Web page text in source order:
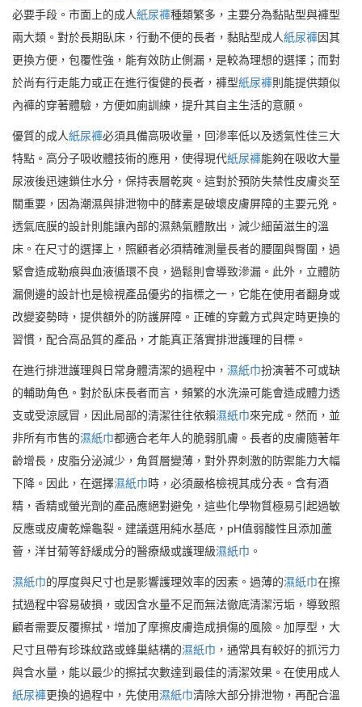
必要手段。市面上的成人紙尿褲種類繁多，主要分為黏貼型與褲型
兩大類。對於長期臥床，行動不便的長者，黏貼型成人紙尿褲因其
更換方便，包覆性強，能有效防止側漏，是較為理想的選擇；而對
於尚有行走能力或正在進行復健的長者，褲型紙尿褲則能提供類似
內褲的穿著體驗，方便如廁訓練，提升其自主生活的意願。
優質的成人紙尿褲必須具備高吸收量，回滲率低以及透氣性佳三大
特點。高分子吸收體技術的應用，使得現代紙尿褲能夠在吸收大量
尿液後迅速鎖住水分，保持表層乾爽。這對於預防失禁性皮膚炎至
關重要，因為潮濕與排泄物中的酵素是破壞皮膚屏障的主要元兇。
透氣底膜的設計則能讓內部的濕熱氣體散出，減少細菌滋生的溫
床。在尺寸的選擇上，照顧者必須精確測量長者的腰圍與臀圍，過
緊會造成勒痕與血液循環不良，過鬆則會導致滲漏。此外，立體防
漏側邊的設計也是檢視產品優劣的指標之一，它能在使用者翻身或
改變姿勢時，提供額外的防護屏障。正確的穿戴方式與定時更換的
習慣，配合高品質的產品，才能真正落實排泄護理的目標。
在進行排泄護理與日常身體清潔的過程中， 濕紙巾扮演著不可或缺
的輔助角色。對於臥床長者而言，頻繁的水洗澡可能會造成體力透
支或受涼感冒，因此局部的清潔往往依賴濕紙巾來完成。然而，並
非所有市售的濕紙巾都適合老年人的脆弱肌膚。長者的皮膚隨著年
齡增長，皮脂分泌減少，角質層變薄，對外界刺激的防禦能力大幅
下降。因此，在選擇濕紙巾時，必須嚴格檢視其成分表。含有酒
精，香精或螢光劑的產品應絕對避免，這些化學物質極易引起過敏
反應或皮膚乾燥龜裂。建議選用純水基底，pH值弱酸性且添加蘆
薈，洋甘菊等舒緩成分的醫療級或護理級濕紙巾 。
濕紙巾的厚度與尺寸也是影響護理效率的因素。過薄的濕紙巾在擦
拭過程中容易破損，或因含水量不足而無法徹底清潔污垢，導致照
顧者需要反覆擦拭，增加了摩擦皮膚造成損傷的風險。加厚型，大
尺寸且帶有珍珠紋路或蜂巢結構的濕紙巾 ，通常具有較好的抓污力
與含水量，能以最少的擦拭次數達到最佳的清潔效果。在使用成人
紙尿褲更換的過程中，先使用濕紙巾清除大部分排泄物，再配合溫